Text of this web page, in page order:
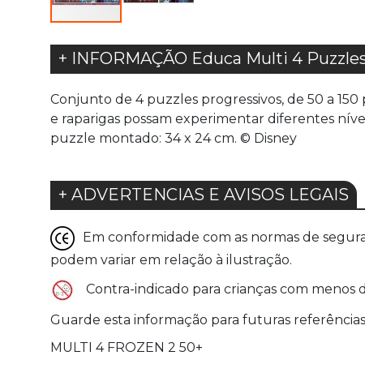
+ INFORMAÇÃO Educa Multi 4
Conjunto de 4 puzzles progressivos, de 50 a
e raparigas possam experimentar diferentes
puzzle montado: 34 x 24 cm. © Disney
+ ADVERTENCIAS E AVISOS LEGAIS
Em conformidade com as normas de
podem variar em relação à ilustração.
Contra-indicado para crianças com menos
Guarde esta informação para futuras referências
MULTI 4 FROZEN 2 50+